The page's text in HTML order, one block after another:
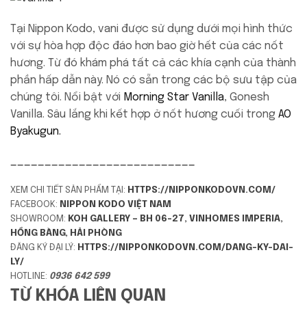
Tại Nippon Kodo, vani được sử dụng dưới mọi hình thức
với sự hòa hợp độc đáo hơn bao giờ hết của các nốt
hương. Từ đó khám phá tất cả các khía cạnh của thành
phần hấp dẫn này. Nó có sẵn trong các bộ sưu tập của
chúng tôi. Nổi bật với Morning Star Vanilla, Gonesh
Vanilla. Sâu lắng khi kết hợp ở nốt hương cuối trong AO
Byakugun.
———————————————————————————
XEM CHI TIẾT SẢN PHẨM TẠI: HTTPS://NIPPONKODOVN.COM/
FACEBOOK: NIPPON KODO VIỆT NAM
SHOWROOM: KOH GALLERY – BH 06-27, VINHOMES IMPERIA,
HỒNG BÀNG, HẢI PHÒNG
ĐĂNG KÝ ĐẠI LÝ: HTTPS://NIPPONKODOVN.COM/DANG-KY-DAI-
LY/
HOTLINE: 0936 642 599
TỪ KHÓA LIÊN QUAN